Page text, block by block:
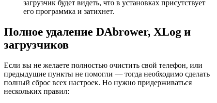
загрузчик будет видеть, что в установках присутствует
его программка и затихнет.
Полное удаление DAbrower, XLog и
загрузчиков
Если вы не желаете полностью очистить свой телефон, или
предыдущие пункты не помогли — тогда необходимо сделать
полный сброс всех настроек. Но нужно придерживаться
нескольких правил: